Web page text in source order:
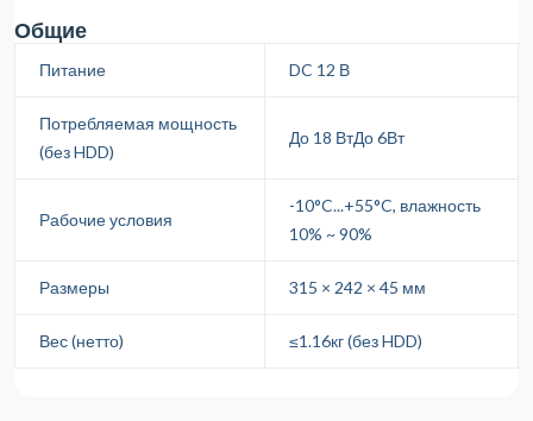
Общие
Питание DC 12 В
Потребляемая мощность
(без HDD)
До 18 ВтДо 6Вт
Рабочие условия
-10°C...+55°C, влажность
10% ~ 90%
Размеры 315 × 242 × 45 мм
Вес (нетто) ≤1.16кг (без HDD)